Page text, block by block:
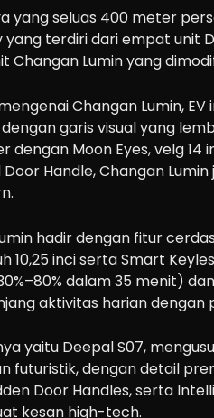
yang seluas 400 meter
yang terdiri dari empat unit
Changan Lumin yang
Changan Lumin,
garis visual yang
dengan Moon Eyes, velg 14
Handle, Changan
hadir dengan fitur
10,25 inci serta Smart
dalam 35 menit)
aktivitas harian dengan
yaitu Deepal S07,
futuristik, dengan detail
Door Handles, serta
kesan high-tech.